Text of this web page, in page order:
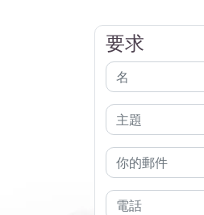
要求